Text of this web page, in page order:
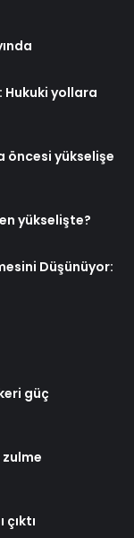
Hukuki yollara
öncesi yükselişe
yükselişte?
Düşünüyor:
güç
zulme